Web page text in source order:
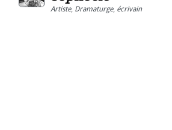
Artiste, Dramaturge, écrivain